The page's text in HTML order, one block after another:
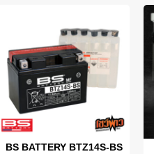
BS BATTERY BTZ14S-BS